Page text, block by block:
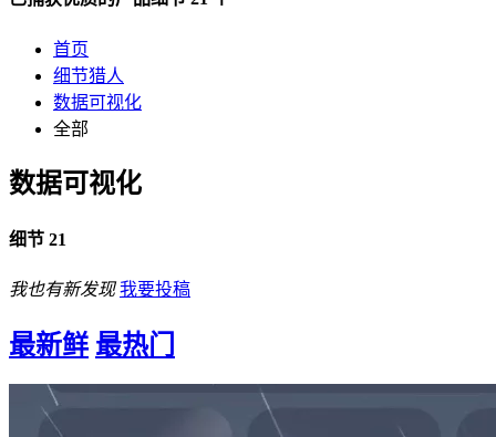
首页
细节猎人
数据可视化
全部
数据可视化
细节 21
我也有新发现 我要投稿
最新鲜 最热门